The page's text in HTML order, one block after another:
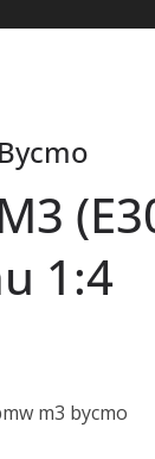
1:4
m3 bycmo